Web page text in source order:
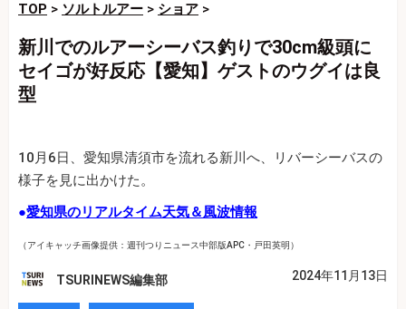
TOP > ソルトルアー > ショア >
新川でのルアーシーバス釣りで30cm級頭に
セイゴが好反応【愛知】ゲストのウグイは良
型
10月6日、愛知県清須市を流れる新川へ、リバーシーバスの
様子を見に出かけた。
●愛知県のリアルタイム天気＆風波情報
（アイキャッチ画像提供：週刊つりニュース中部版APC・戸田英明）
TSURINEWS編集部 2024年11月13日